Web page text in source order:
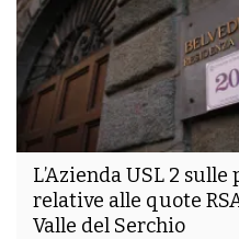
L’Azienda USL 2
relative alle quote
Valle del Serchio